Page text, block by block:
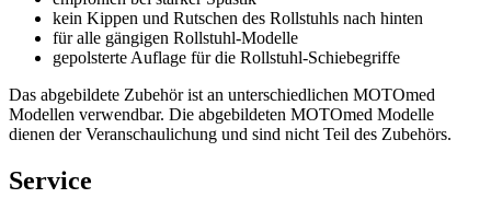
kein Kippen und Rutschen des Rollstuhls nach hinten
für alle gängigen Rollstuhl-Modelle
gepolsterte Auflage für die Rollstuhl-Schiebegriffe
Das abgebildete Zubehör ist an unterschiedlichen MOTOmed
Modellen verwendbar. Die abgebildeten MOTOmed Modelle
dienen der Veranschaulichung und sind nicht Teil des Zubehörs.
Service